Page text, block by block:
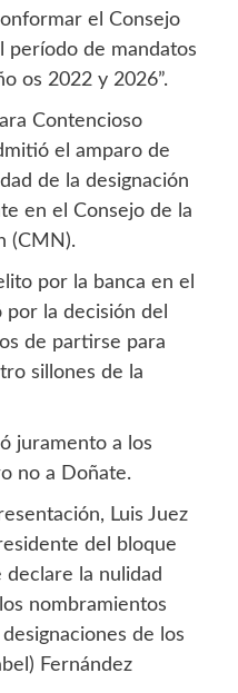
el Consejo
período de mandatos
os 2022 y 2026”.
Contencioso
el amparo de
de la designación
en el Consejo de la
(CMN).
por la banca en el
la decisión del
de partirse para
sillones de la
juramento a los
no a Doñate.
Luis Juez
del bloque
declare la nulidad
nombramientos
de los
Fernández